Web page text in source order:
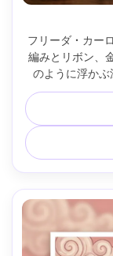
フリーダ・カー
編みとリボン、
のように浮かぶ
ト、太い線描、
中央構図、